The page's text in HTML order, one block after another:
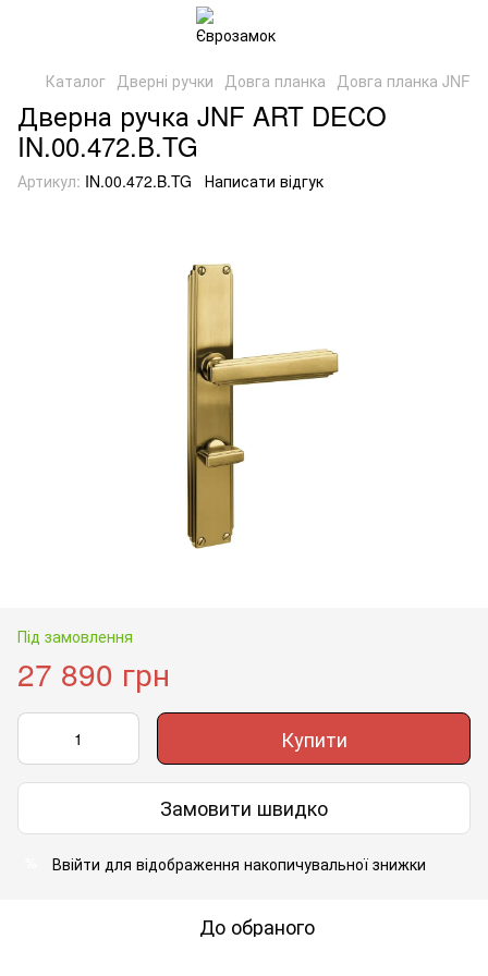
Каталог Дверні ручки Довга планка Довга планка JNF
Дверна ручка JNF ART DECO
IN.00.472.B.TG
Артикул: IN.00.472.B.TG Написати відгук
Під замовлення
27 890 грн
Купити
Замовити швидко
Ввійти для відображення накопичувальної знижки
До обраного